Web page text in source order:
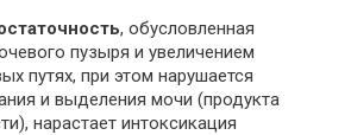
, обусловленная
пузыря и увеличением
путях, при этом нарушается
и выделения мочи (продукта
нарастает интоксикация